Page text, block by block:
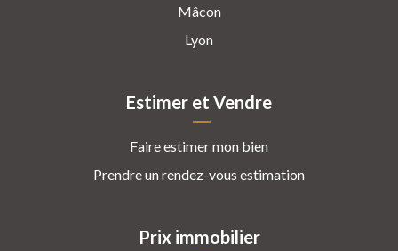
Mâcon
Lyon
Estimer et Vendre
Faire estimer mon bien
Prendre un rendez-vous estimation
Prix immobilier